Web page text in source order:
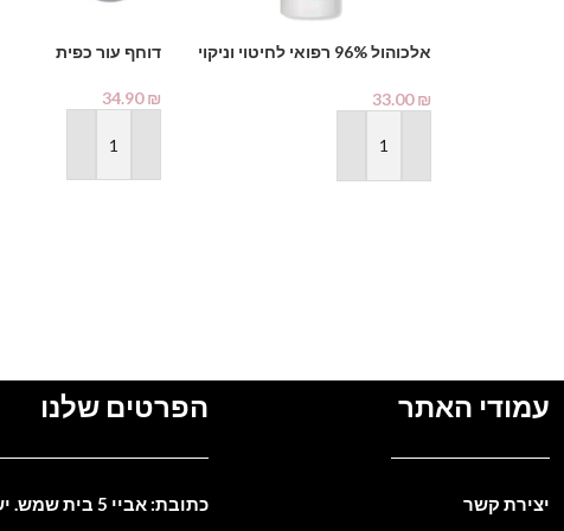
אלכוהול 96% רפואי לחיטוי וניקוי
Alcohol
33.00₪
הוספה לסל
דוחף עור כפית
34.90₪
הוספה לסל
עמודי האתר
יצירת קשר
הפרטים שלנו
כתובת: אביי 5 בית שמש. ישראל